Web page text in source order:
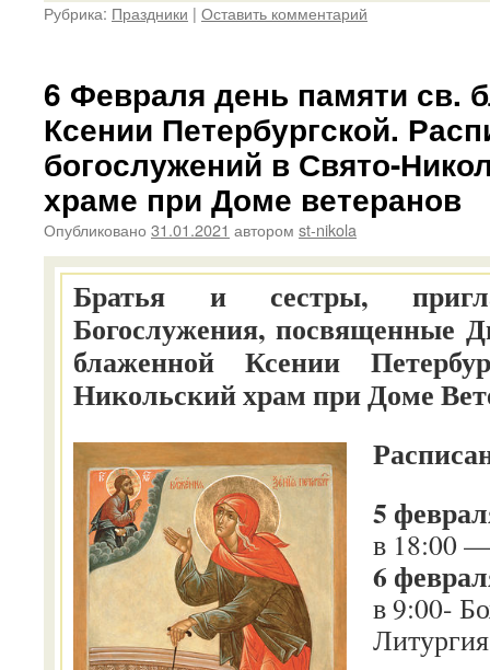
Рубрика: Праздники | Оставить комментарий
6 Февраля день памяти св.
Ксении Петербургской.
богослужений в Свято-
храме при Доме ветеранов
Опубликовано 31.01.2021 автором st-nikola
Братья и сестры,
Богослужения, посвященные
блаженной Ксении
Никольский храм при Доме
5
в 18:00
6
в 9:00-